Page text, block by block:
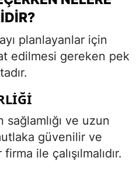
planlayanlar için
edilmesi gereken pek
sağlamlığı ve uzun
güvenilir ve
ile çalışılmalıdır.